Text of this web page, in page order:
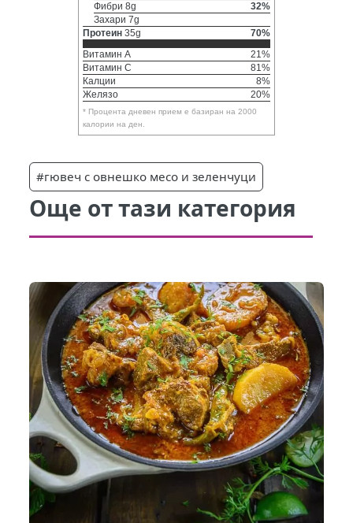
Фибри 8g
32%
Захари 7g
Протеин 35g
70%
Витамин A
21%
Витамин C
81%
Калции
8%
Желязо
20%
* Процента дневен прием е базиран на 2000
калории на ден.
#гювеч с овнешко месо и зеленчуци
Още от тази категория